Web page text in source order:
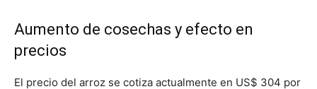
Aumento de cosechas y efecto en
precios
El precio del arroz se cotiza actualmente en US$ 304 por